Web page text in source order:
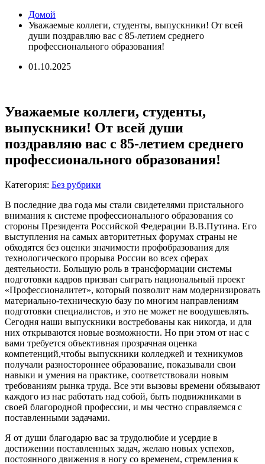
Домой
Уважаемые коллеги, студенты, выпускники! От всей
души поздравляю вас с 85-летием среднего
профессионального образования!
01.10.2025
Уважаемые коллеги, студенты,
выпускники! От всей души
поздравляю вас с 85-летием среднего
профессионального образования!
Категория: Без рубрики
В последние два года мы стали свидетелями пристального
внимания к системе профессионального образования со
стороны Президента Российской Федерации В.В.Путина. Его
выступления на самых авторитетных форумах страны не
обходятся без оценки значимости профобразования для
технологического прорыва России во всех сферах
деятельности. Большую роль в трансформации системы
подготовки кадров призван сыграть национальный проект
«Профессионалитет», который позволит нам модернизировать
материально-техническую базу по многим направлениям
подготовки специалистов, и это не может не воодушевлять.
Сегодня наши выпускники востребованы как никогда, и для
них открываются новые возможности. Но при этом от нас с
вами требуется объективная прозрачная оценка
компетенций,чтобы выпускники колледжей и техникумов
получали разностороннее образование, показывали свои
навыки и умения на практике, соответствовали новым
требованиям рынка труда. Все эти вызовы времени обязывают
каждого из нас работать над собой, быть подвижниками в
своей благородной профессии, и мы честно справляемся с
поставленными задачами.
Я от души благодарю вас за трудолюбие и усердие в
достижении поставленных задач, желаю новых успехов,
постоянного движения в ногу со временем, стремления к